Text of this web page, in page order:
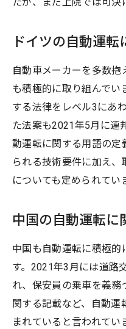
たが、まだ上院では可決
ドイツの自動運
自動車メーカーを多数
も積極的に取り組んでい
する法律をレベル3にあ
た法案も2021年5月に連
動運転に関する用語の定
られる技術要件に加え
についても定められてい
中国の自動運転に
中国も自動運転に積極的
す。2021年3月には道路
れ、保安員の乗車を義務
関する記載など、自動
まれていると言われて